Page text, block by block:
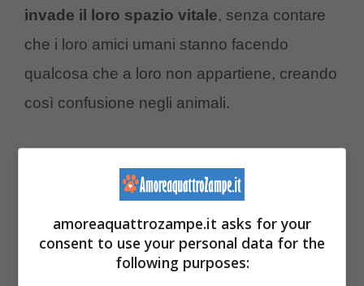
invade il loro spazio vitale, senza contare
che i loro amici umani stanno facendo
qualcosa che a loro non appartiene, creando
così confusione negli animali.
fissati negli occhi quando il trend viene
filmato, e i cani potrebbero interpretarlo come
una possibile minaccia, reagendo, o mettersi
sulla difensiva.
amoreaquattrozampe.it asks for your
consent to use your personal data for the
following purposes: